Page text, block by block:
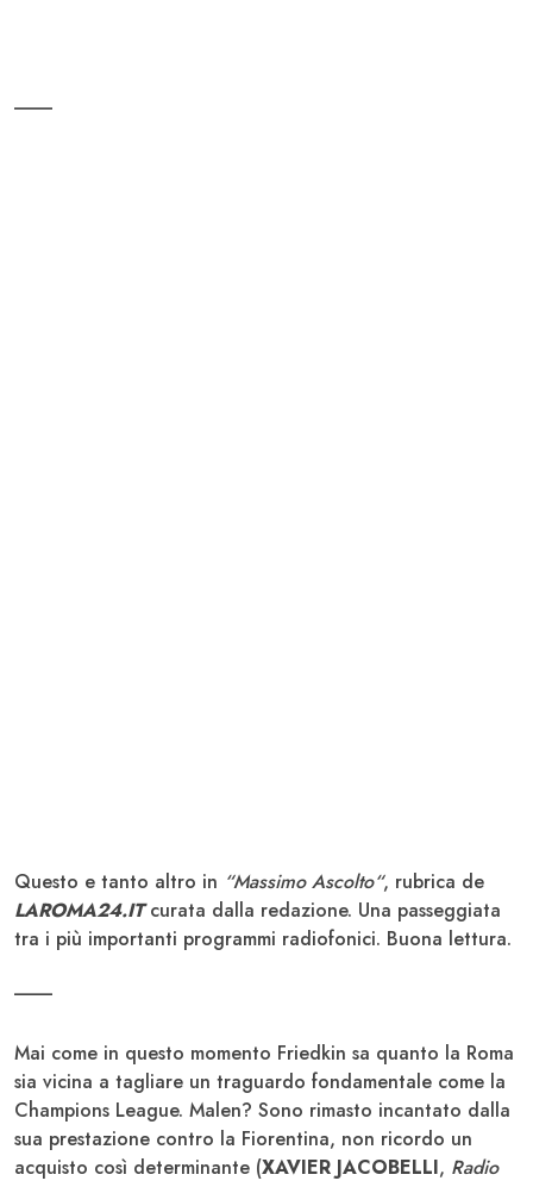
Questo e tanto altro in “Massimo Ascolto“, rubrica de
LAROMA24.ITcurata dalla redazione. Una passeggiata
tra i più importanti programmi radiofonici. Buona lettura.
Mai come in questo momento Friedkin sa quanto la Roma
sia vicina a tagliare un traguardo fondamentale come la
Champions League. Malen? Sono rimasto incantato dalla
sua prestazione contro la Fiorentina, non ricordo un
acquisto così determinante (XAVIER JACOBELLI, Radio